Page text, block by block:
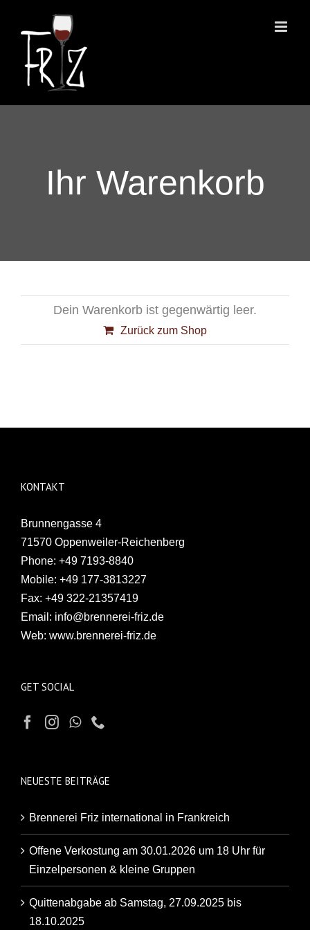
springen
Ihr Warenkorb
Dein Warenkorb ist gegenwärtig leer.
Zurück zum Shop
KONTAKT
Brunnengasse 4
71570 Oppenweiler-Reichenberg
Phone: +49 7193-8840
Mobile: +49 177-3813227
Fax: +49 322-21357419
Email: info@brennerei-friz.de
Web: www.brennerei-friz.de
GET SOCIAL
NEUESTE BEITRÄGE
Brennerei Friz international in Frankreich
Offene Verkostung am 30.01.2026 um 18 Uhr für
Einzelpersonen & kleine Gruppen
Quittenabgabe ab Samstag, 27.09.2025 bis
18.10.2025